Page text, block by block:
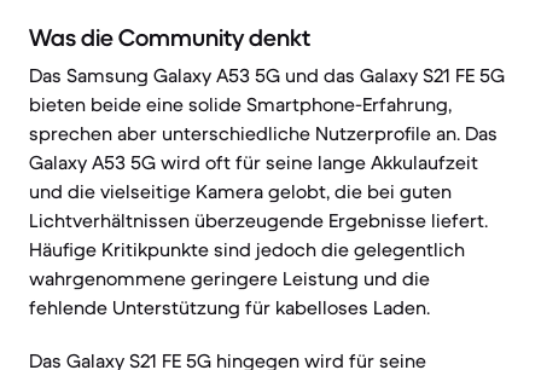
Was die Community denkt
Das Samsung Galaxy A53 5G und das Galaxy S21 FE 5G
bieten beide eine solide Smartphone-Erfahrung,
sprechen aber unterschiedliche Nutzerprofile an. Das
Galaxy A53 5G wird oft für seine lange Akkulaufzeit
und die vielseitige Kamera gelobt, die bei guten
Lichtverhältnissen überzeugende Ergebnisse liefert.
Häufige Kritikpunkte sind jedoch die gelegentlich
wahrgenommene geringere Leistung und die
fehlende Unterstützung für kabelloses Laden.
Das Galaxy S21 FE 5G hingegen wird für seine